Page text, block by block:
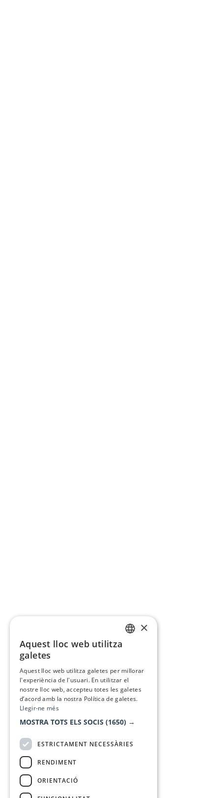
×
Aquest lloc web utilitza
galetes
Aquest lloc web utilitza galetes per millorar
l'experiència de l'usuari. En utilitzar el
nostre lloc web, accepteu totes les galetes
d’acord amb la nostra Política de galetes.
Llegir-ne més
MOSTRA TOTS ELS SOCIS (1650) →
ESTRICTAMENT NECESSÀRIES
RENDIMENT
ORIENTACIÓ